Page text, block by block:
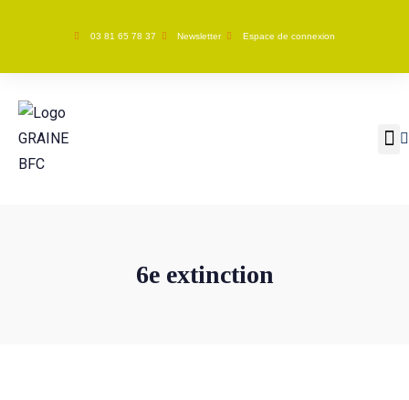
03 81 65 78 37 Newsletter Espace de connexion
6e extinction